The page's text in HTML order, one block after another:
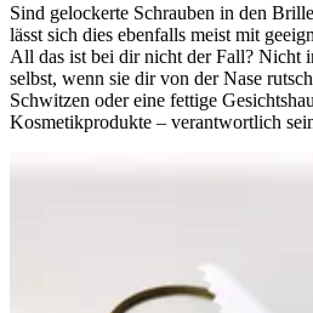
Sind gelockerte Schrauben in den
lässt sich dies ebenfalls meist mit
All das ist bei dir nicht der Fall? Nicht
selbst, wenn sie dir von der Nase
Schwitzen oder eine fettige
Kosmetikprodukte – verantwortlich